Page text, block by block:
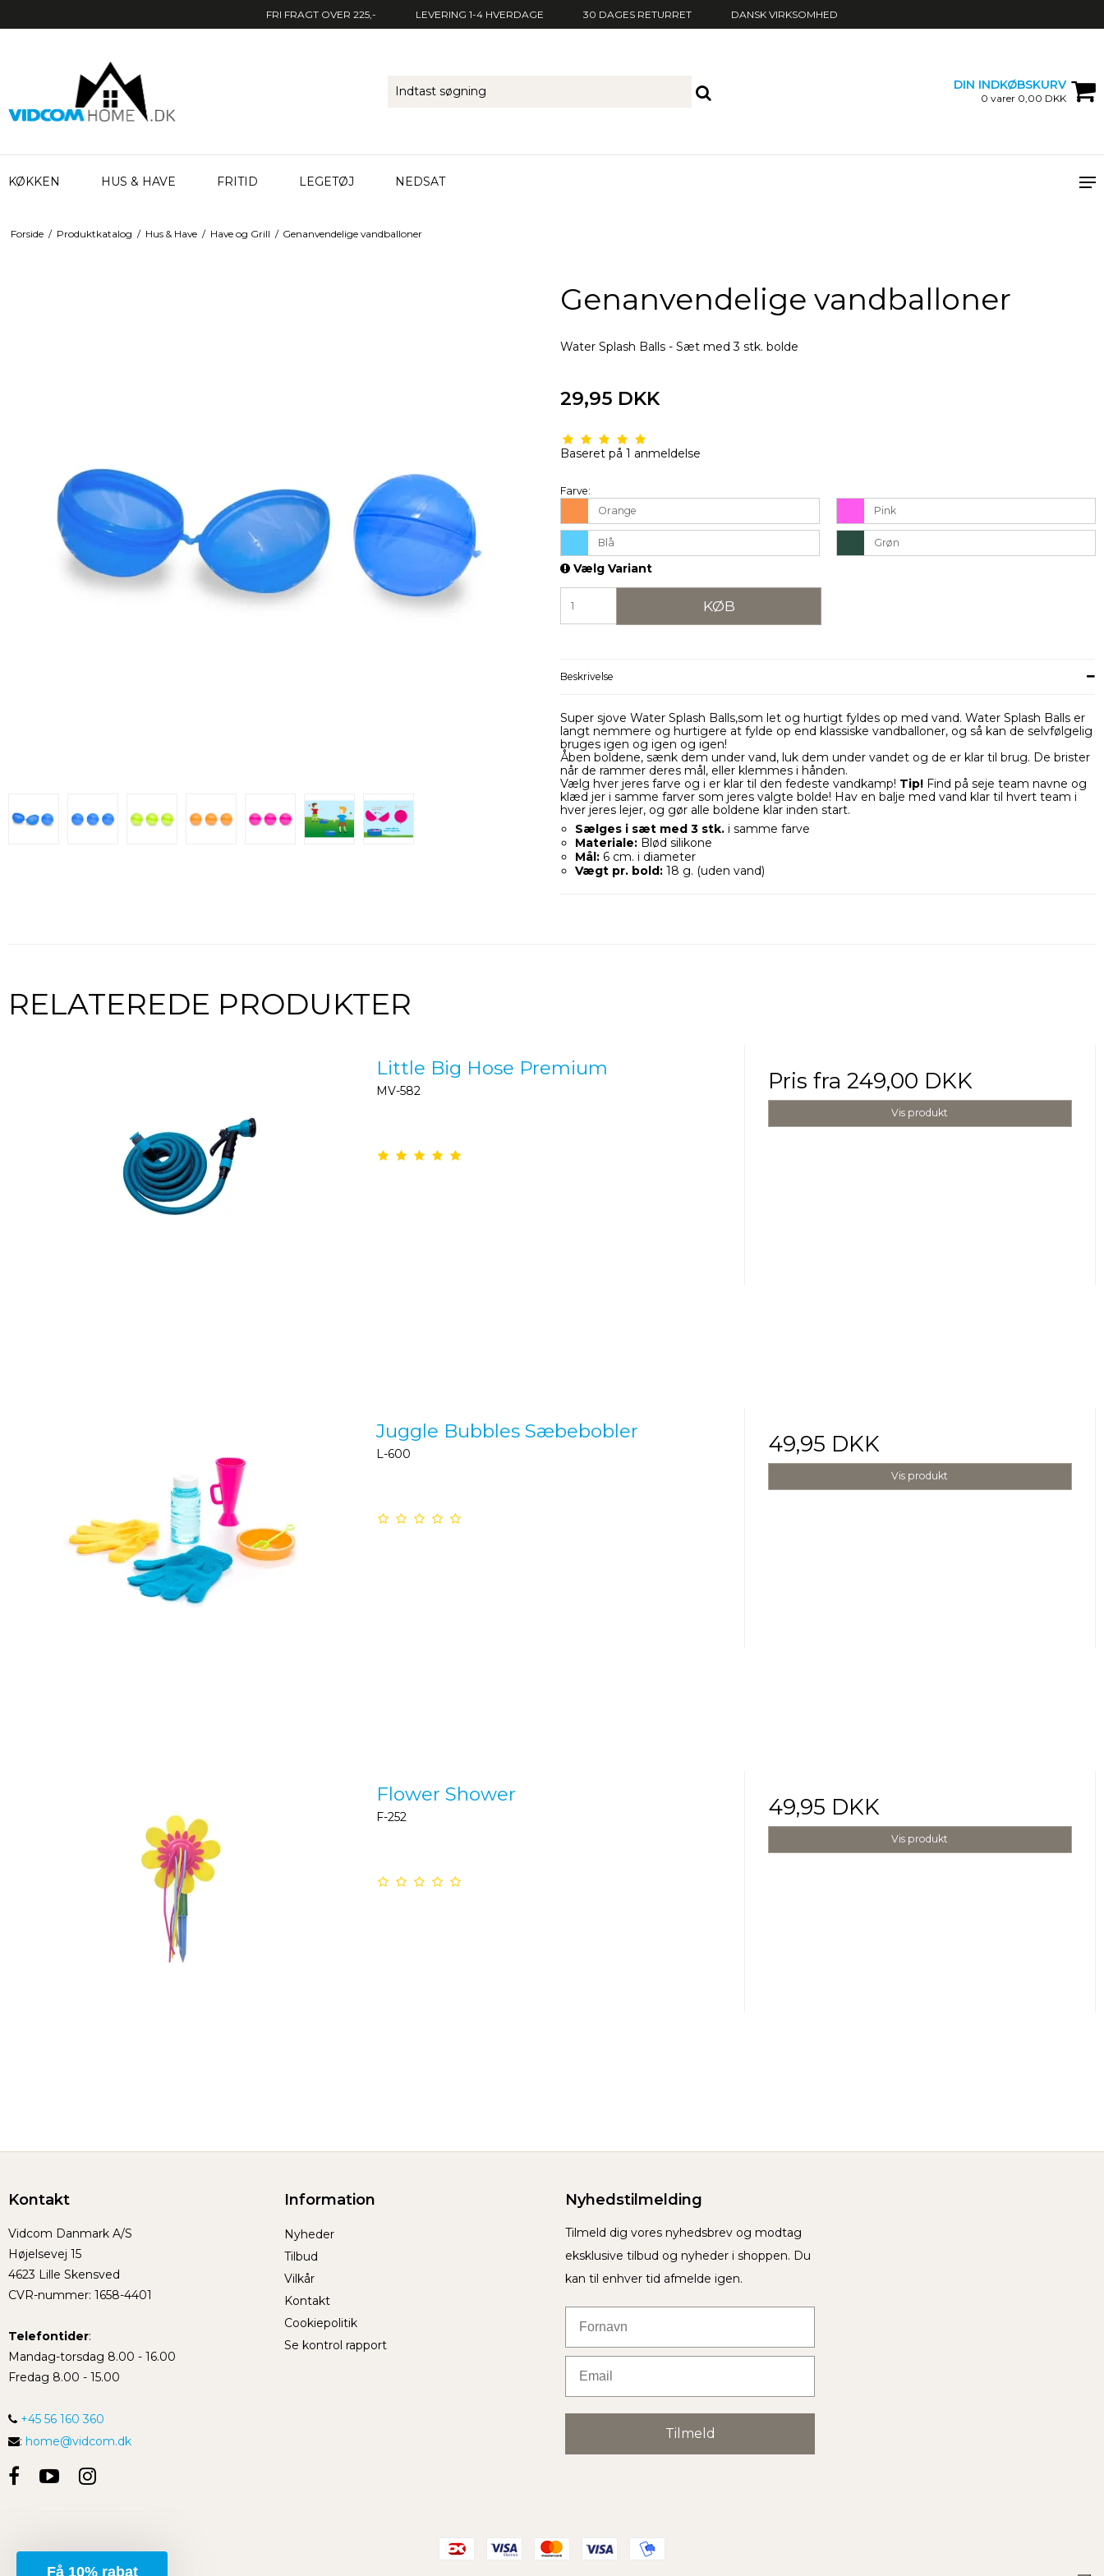
FRI FRAGT OVER 225,- LEVERING 1-4 HVERDAGE 30 DAGES RETURRET DANSK VIRKSOMHED
DIN INDKØBSKURV
0 varer 0,00 DKK
KØKKEN HUS & HAVE FRITID LEGETØJ NEDSAT
Forside / Produktkatalog / Hus & Have / Have og Grill / Genanvendelige vandballoner
Genanvendelige vandballoner
Water Splash Balls - Sæt med 3 stk. bolde
29,95 DKK
Baseret på 1 anmeldelse
Farve:
Orange
Pink
Blå Grøn
Vælg Variant
KØB
Beskrivelse
Super sjove Water Splash Balls,som let og hurtigt fyldes op med vand. Water Splash Balls er
langt nemmere og hurtigere at fylde op end klassiske vandballoner, og så kan de selvfølgelig
bruges igen og igen og igen!
Åben boldene, sænk dem under vand, luk dem under vandet og de er klar til brug. De brister
når de rammer deres mål, eller klemmes i hånden.
Vælg hver jeres farve og i er klar til den fedeste vandkamp! Tip! Find på seje team navne og
klæd jer i samme farver som jeres valgte bolde! Hav en balje med vand klar til hvert team i
hver jeres lejer, og gør alle boldene klar inden start.
Sælges i sæt med 3 stk. i samme farve
Materiale:Blød silikone
Mål: 6 cm. i diameter
Vægt pr. bold:18 g. (uden vand)
RELATEREDE PRODUKTER
Little Big Hose Premium
MV-582 Pris fra 249,00 DKK
Vis produkt
Juggle Bubbles Sæbebobler
L-600 49,95 DKK
Vis produkt
Flower Shower
F-252 49,95 DKK
Vis produkt
Kontakt
Vidcom Danmark A/S
Højelsevej 15
4623 Lille Skensved
CVR-nummer: 1658-4401
Telefontider:
Mandag-torsdag 8.00 - 16.00
Fredag 8.00 - 15.00
+45 56 160 360
: home@vidcom.dk
Information
Nyheder
Tilbud
Vilkår
Kontakt
Cookiepolitik
Se kontrol rapport
Nyhedstilmelding
Tilmeld dig vores nyhedsbrev og modtag
eksklusive tilbud og nyheder i shoppen. Du
kan til enhver tid afmelde igen.
Tilmeld
Få 10% rabat